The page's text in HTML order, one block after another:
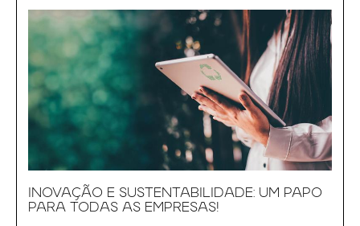
INOVAÇÃO E SUSTENTABILIDADE: UM PAPO
PARA TODAS AS EMPRESAS!